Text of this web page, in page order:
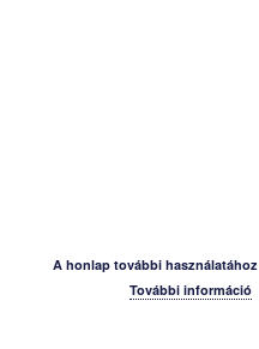
A honlap további
További információ